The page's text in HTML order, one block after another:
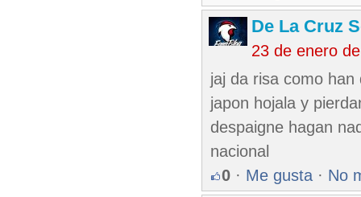
De La Cruz
23 de enero
jaj da risa como
japon hojala y
despaigne hagan
nacional
0 · Me gusta · No